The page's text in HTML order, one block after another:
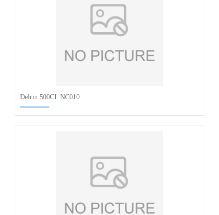
Delrin 500CL NC010